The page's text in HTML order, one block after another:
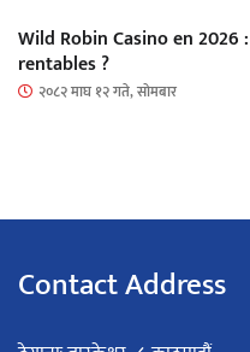
Wild Robin Casino en
rentables ?
२०८२ माघ १२ गते, सोमबार
Contact Address